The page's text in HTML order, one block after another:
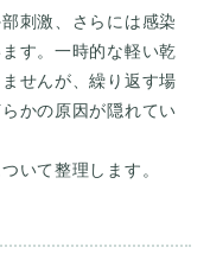
刺激、さらには感染
す。一時的な軽い乾
せんが、繰り返す場
かの原因が隠れてい